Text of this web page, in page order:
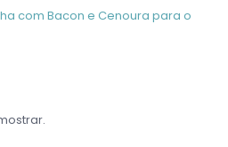
com Bacon e Cenoura para o